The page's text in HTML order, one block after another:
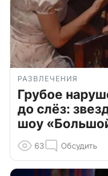
РАЗВЛЕЧЕНИЯ
Грубое
до слёз:
шоу
63 Обсудить